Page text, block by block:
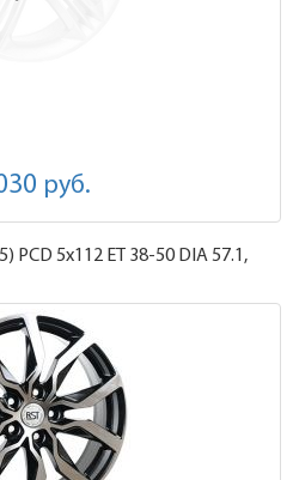
руб.
PCD 5x112 ET 38-50 DIA 57.1,